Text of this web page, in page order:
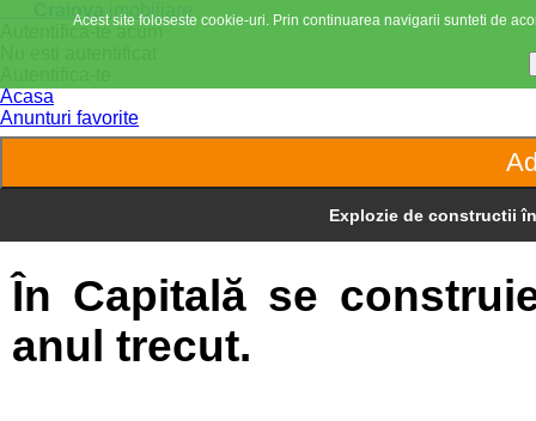
Craiova
imobiliare
Autentifica-te acum
Acasa
Anunturi favorite
Explozie de constructii
În Capitală se
anul trecut.
Acest site foloseste cookie-uri. Prin continuarea navigarii sunteti de